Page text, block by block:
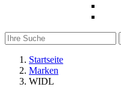
Startseite
Marken
WIDL